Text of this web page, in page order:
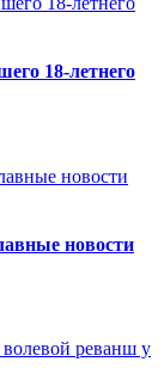
18-летнего
новости